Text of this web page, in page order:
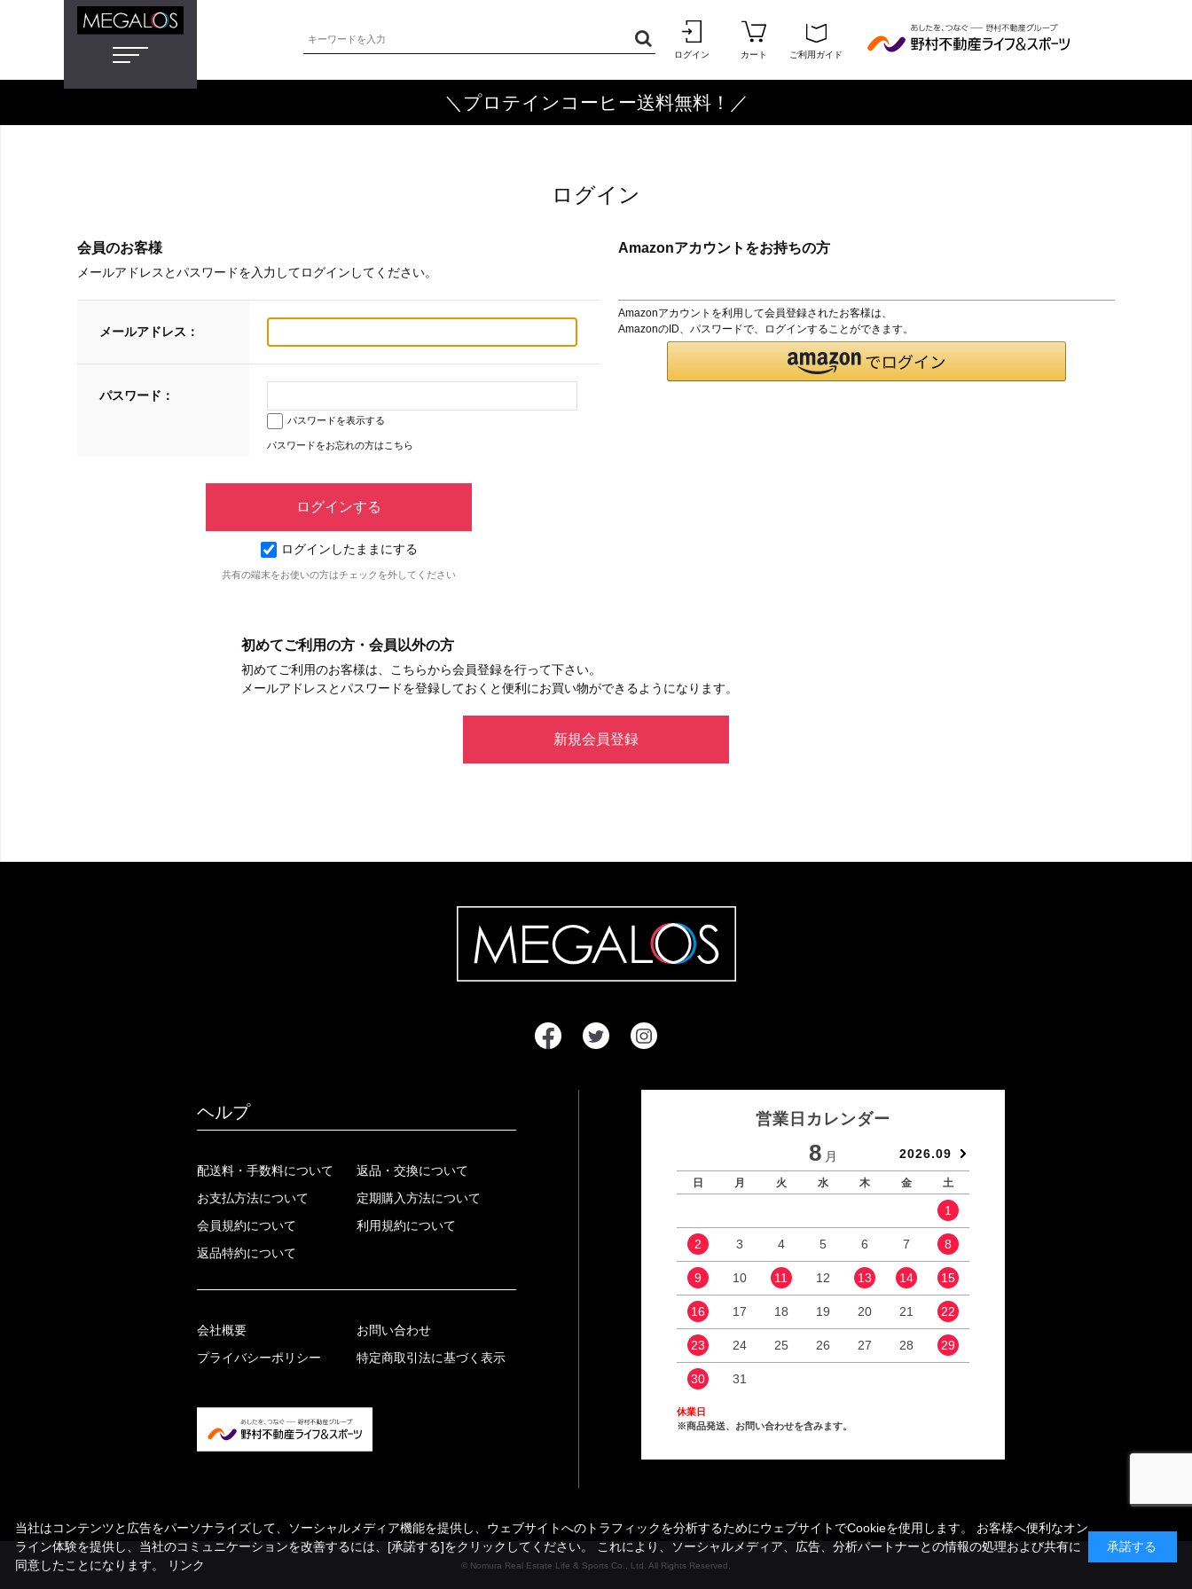
ログイン カート ご利用ガイド
＼プロテインコーヒー送料無料！／
ログイン
会員のお客様
メールアドレスとパスワードを入力してログインしてください。
メールアドレス：
パスワード：
パスワードを表示する
パスワードをお忘れの方はこちら
ログインしたままにする
共有の端末をお使いの方はチェックを外してください
Amazonアカウントをお持ちの方
Amazonアカウントを利用して会員登録されたお客様は、
AmazonのID、パスワードで、ログインすることができます。
初めてご利用の方・会員以外の方
初めてご利用のお客様は、こちらから会員登録を行って下さい。
メールアドレスとパスワードを登録しておくと便利にお買い物ができるようになります。
ヘルプ
配送料・手数料について
お支払方法について
会員規約について
返品特約について
返品・交換について
定期購入方法について
利用規約について
会社概要
プライバシーポリシー
お問い合わせ
特定商取引法に基づく表示
営業日カレンダー
8 月 2026.09
日 月 火 水 木 金 土
1
2 3 4 5 6 7 8
9 10 11 12 13 14 15
16 17 18 19 20 21 22
23 24 25 26 27 28 29
30 31
休業日
※商品発送、お問い合わせを含みます。
© Nomura Real Estate Life & Sports Co., Ltd. All Rights Reserved.
当社はコンテンツと広告をパーソナライズして、ソーシャルメディア機能を提供し、ウェブサイトへのトラフィックを分析するためにウェブサイトでCookieを使用します。 お客様へ便利なオン
ライン体験を提供し、当社のコミュニケーションを改善するには、[承諾する]をクリックしてください。 これにより、ソーシャルメディア、広告、分析パートナーとの情報の処理および共有に
同意したことになります。
リンク
承諾する